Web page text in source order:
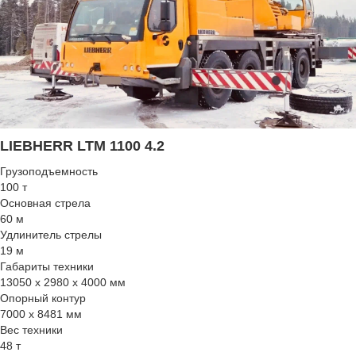
LIEBHERR LTM 1100 4.2
Грузоподъемность
100 т
Основная стрела
60 м
Удлинитель стрелы
19 м
Габариты техники
13050 x 2980 x 4000 мм
Опорный контур
7000 x 8481 мм
Вес техники
48 т